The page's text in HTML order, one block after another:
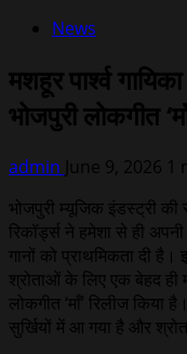
News
मशहूर पार्श्व
भोजपुरी लोकगीत
admin June 9, 2026 1
भोजपुरी म्यूजिक इंडस्ट्री की
रिकॉर्ड्स ने हमेशा से ही
गानों को प्राथमिकता दी है।
श्रोताओं के लिए एक बेहद ही
लोकगीत ‘माँ’ रिलीज किया
सुर्खियों में आ गया है और